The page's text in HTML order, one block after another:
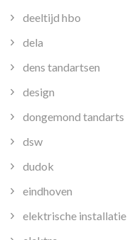
deeltijd hbo
dela
dens tandartsen
design
dongemond tandarts
dsw
dudok
eindhoven
elektrische installatie